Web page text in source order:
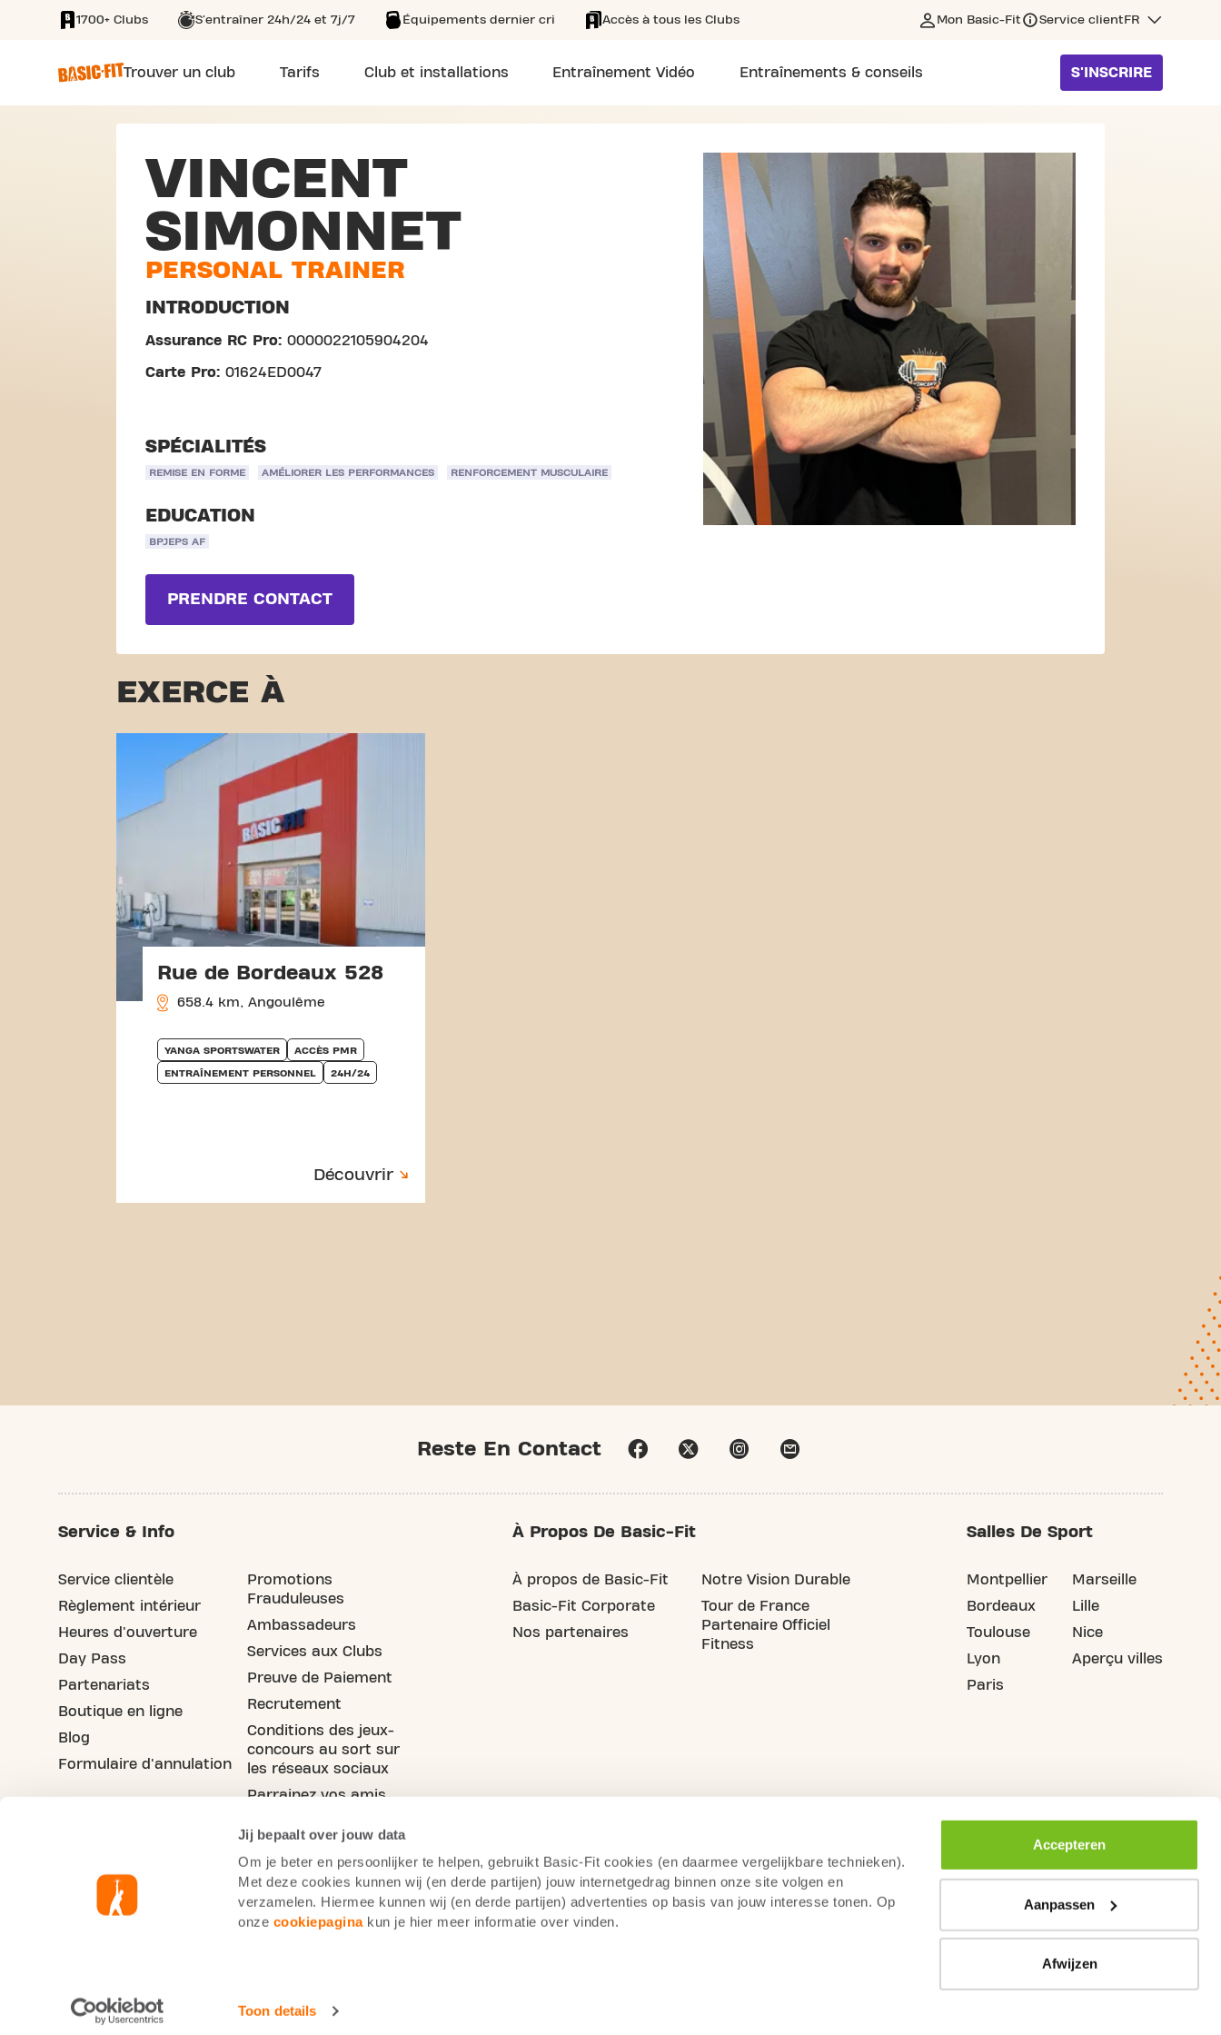
Jij bepaalt over jouw data
Om je beter en persoonlijker te helpen, gebruikt Basic-Fit cookies (en daarmee vergelijkbare technieken).
Met deze cookies kunnen wij (en derde partijen) jouw internetgedrag binnen onze site volgen en
verzamelen. Hiermee kunnen wij (en derde partijen) advertenties op basis van jouw interesse tonen. Op
onze cookiepaginakun je hier meer informatie over vinden.
Toon details
Accepteren
Aanpassen
Afwijzen
SKIP TO MAIN CONTENT
1700+ Clubs S'entraîner 24h/24 et 7j/7 Équipements dernier cri Accès à tous les Clubs Mon Basic-Fit Service client FR
Trouver un club Tarifs Club et installations Entraînement Vidéo Entraînements & conseils S'INSCRIRE
VINCENT
SIMONNET
PERSONAL TRAINER
INTRODUCTION
Assurance RC Pro: 0000022105904204
Carte Pro: 01624ED0047
SPÉCIALITÉS
REMISE EN FORME AMÉLIORER LES PERFORMANCES RENFORCEMENT MUSCULAIRE
EDUCATION
BPJEPS AF
PRENDRE CONTACT
EXERCE À
Rue de Bordeaux 528
658.4 km, Angoulême
YANGA SPORTSWATER ACCÈS PMR
ENTRAÎNEMENT PERSONNEL 24H/24
Découvrir
Reste En Contact
Service & Info
Service clientèle
Règlement intérieur
Heures d'ouverture
Day Pass
Partenariats
Boutique en ligne
Blog
Formulaire d'annulation
Promotions
Frauduleuses
Ambassadeurs
Services aux Clubs
Preuve de Paiement
Recrutement
Conditions des jeux-
concours au sort sur
les réseaux sociaux
Parrainez vos amis
À Propos De Basic-Fit
À propos de Basic-Fit
Basic-Fit Corporate
Nos partenaires
Notre Vision Durable
Tour de France
Partenaire Officiel
Fitness
Salles De Sport
Montpellier
Bordeaux
Toulouse
Lyon
Paris
Marseille
Lille
Nice
Aperçu villes